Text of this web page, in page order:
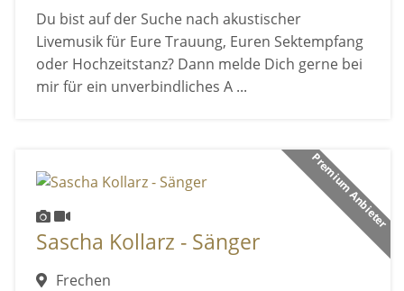
Du bist auf der Suche nach akustischer
Livemusik für Eure Trauung, Euren Sektempfang
oder Hochzeitstanz? Dann melde Dich gerne bei
mir für ein unverbindliches A ...
Premium Anbieter
Sascha Kollarz - Sänger
Frechen